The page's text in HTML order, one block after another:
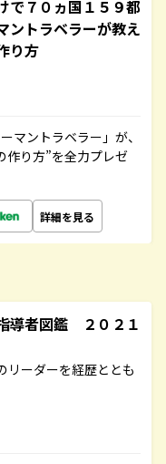
７０ヵ国１５９都
ントラベラーが教え
り方
マントラベラー」が、
作り方”を全力プレゼ
詳細を見る
導者図鑑 ２０２１
リーダーを経歴ととも